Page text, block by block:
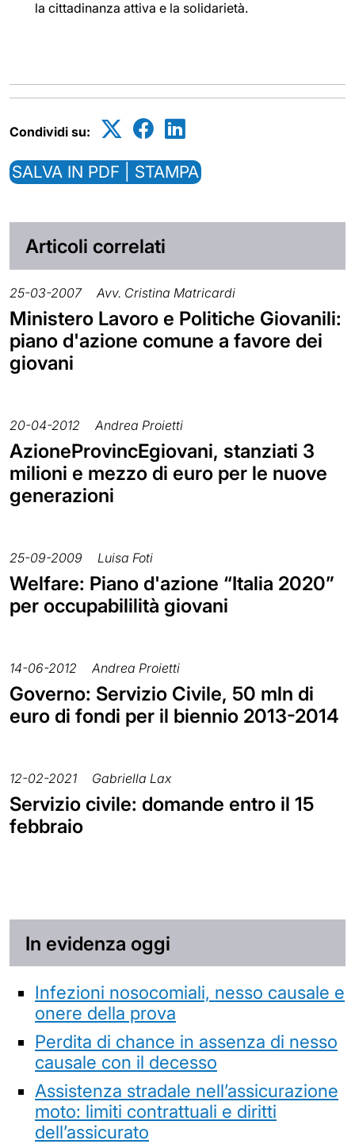
la cittadinanza attiva e la solidarietà.
Condividi su:
SALVA IN PDF | STAMPA
Articoli correlati
25-03-2007 Avv. Cristina Matricardi
Ministero Lavoro e Politiche Giovanili:
piano d'azione comune a favore dei
giovani
20-04-2012 Andrea Proietti
AzioneProvincEgiovani, stanziati 3
milioni e mezzo di euro per le nuove
generazioni
25-09-2009 Luisa Foti
Welfare: Piano d'azione “Italia 2020”
per occupabililità giovani
14-06-2012 Andrea Proietti
Governo: Servizio Civile, 50 mln di
euro di fondi per il biennio 2013-2014
12-02-2021 Gabriella Lax
Servizio civile: domande entro il 15
febbraio
In evidenza oggi
Infezioni nosocomiali, nesso causale e
onere della prova
Perdita di chance in assenza di nesso
causale con il decesso
Assistenza stradale nell’assicurazione
moto: limiti contrattuali e diritti
dell’assicurato